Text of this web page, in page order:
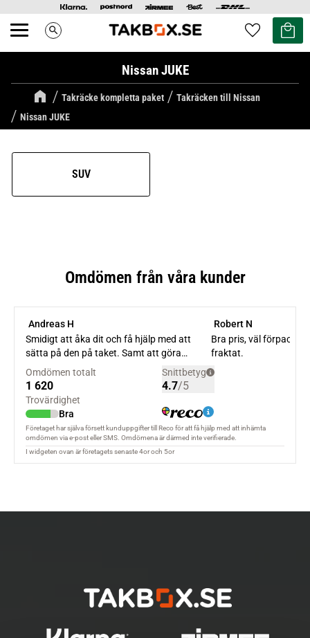
Meny search Favoriter
Kundvagn
Nissan JUKE
Takräcke kompletta paket
Takräcken till Nissan
Nissan JUKE
SUV